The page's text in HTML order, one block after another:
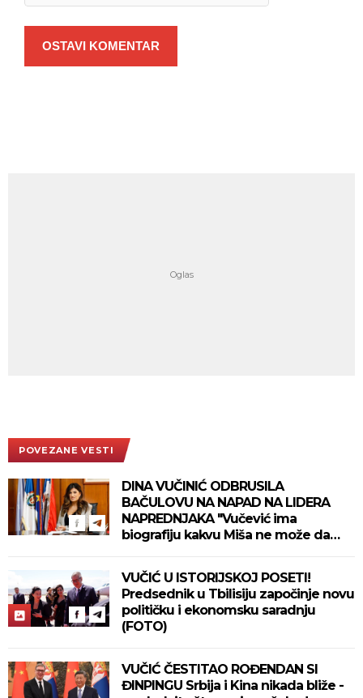
OSTAVI KOMENTAR
POVEZANE VESTI
DINA VUČINIĆ ODBRUSILA
BAČULOVU NA NAPAD NA LIDERA
NAPREDNJAKA "Vučević ima
biografiju kakvu Miša ne može da
VUČIĆ U ISTORIJSKOJ POSETI!
Predsednik u Tbilisiju započinje novu
političku i ekonomsku saradnju
(FOTO)
VUČIĆ ČESTITAO ROĐENDAN SI
ĐINPINGU Srbija i Kina nikada bliže -